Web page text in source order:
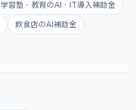
学習塾・教育のAI・IT導入補助金
飲食店のAI補助金